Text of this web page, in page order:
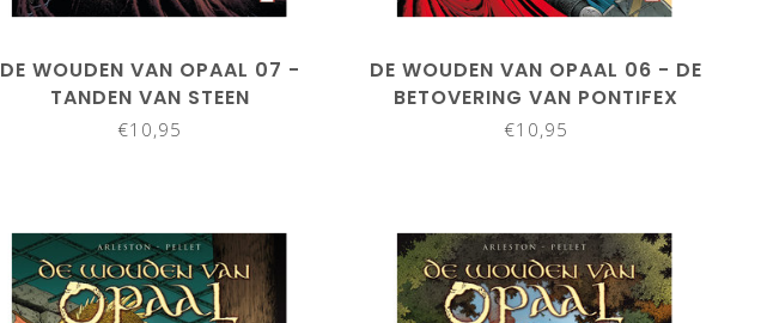
DE WOUDEN VAN OPAAL 07 -
TANDEN VAN STEEN
€10,95
DE WOUDEN VAN OPAAL 06 - DE
BETOVERING VAN PONTIFEX
€10,95